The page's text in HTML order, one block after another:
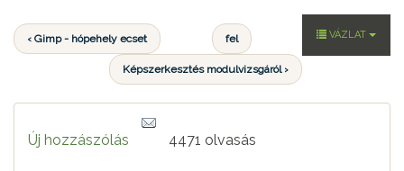
VÁZLAT
‹ Gimp - hópehely ecset fel
Képszerkesztés modulvizsgáról ›
Új hozzászólás 4471 olvasás